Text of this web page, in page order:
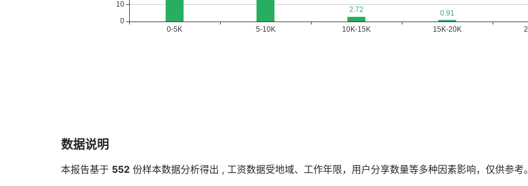
数据说明
本报告基于 552 份样本数据分析得出 , 工资数据受地域、工作年限，用户分享数量等多种因素影响，仅供参考。